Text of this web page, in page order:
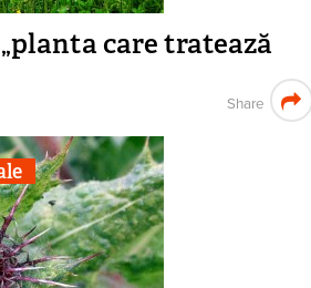
care tratează
Share